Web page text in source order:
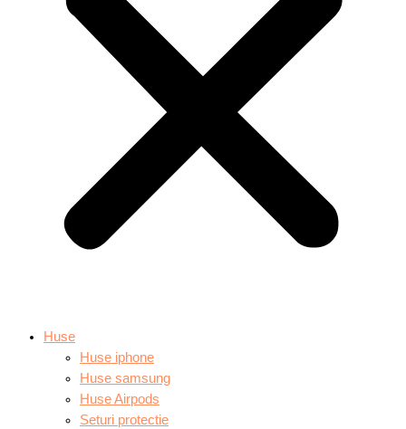
Huse
Huse iphone
Huse samsung
Huse Airpods
Seturi protectie